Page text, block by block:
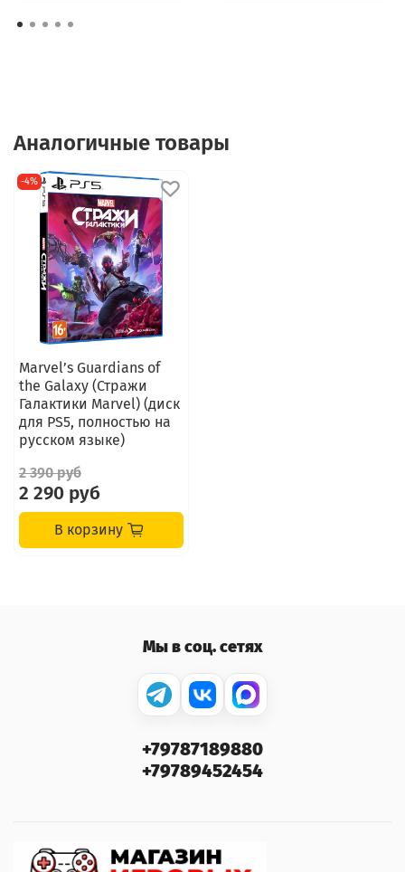
Аналогичные товары
-4%
Marvel’s Guardians of
the Galaxy (Стражи
Галактики Marvel) (диск
для PS5, полностью на
русском языке)
2 390 руб
2 290 руб
В корзину
Мы в соц. сетях
+79787189880
+79789452454